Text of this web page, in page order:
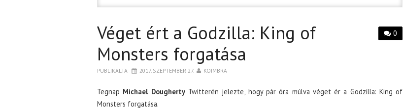
0
Véget ért a Godzilla: King of
Monsters forgatása
PUBLIKÁLTA 2017. SZEPTEMBER 27. KOIMBRA
Tegnap Michael DoughertyTwitterén jelezte, hogy pár óra múlva véget ér a Godzilla: King of
Monsters forgatása.